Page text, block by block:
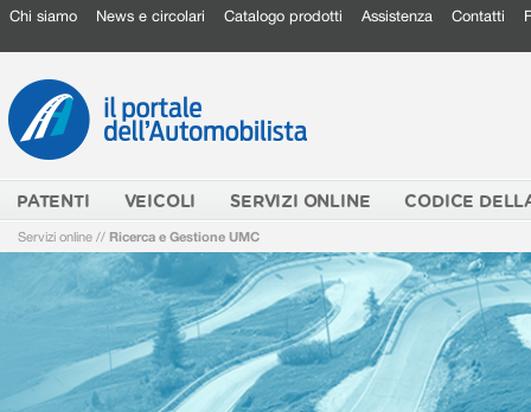
Chi siamo News e circolari Catalogo prodotti Assistenza Contatti
PATENTI VEICOLI SERVIZI ONLINE CODICE
Servizi online // Ricerca e Gestione UMC